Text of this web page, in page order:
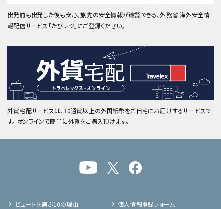
出発前も出発した後も安心。旅先の安全情報が確認できる、外務省 海外安全情
報配信サービス「たびレジ」にご登録ください。
外貨宅配サービスは、30通貨以上の外国紙幣をご自宅にお届けするサービスで
す。 オンラインで簡単に外貨をご購入頂けます。
ビュートを選ぶ10の理由
個人情報登録フォーム